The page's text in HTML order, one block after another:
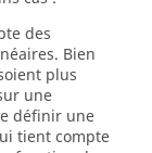
des
Bien
plus
une
définir une
tient compte